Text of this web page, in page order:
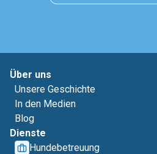
Über uns
Unsere Geschichte
In den Medien
Blog
Dienste
Hundebetreuung